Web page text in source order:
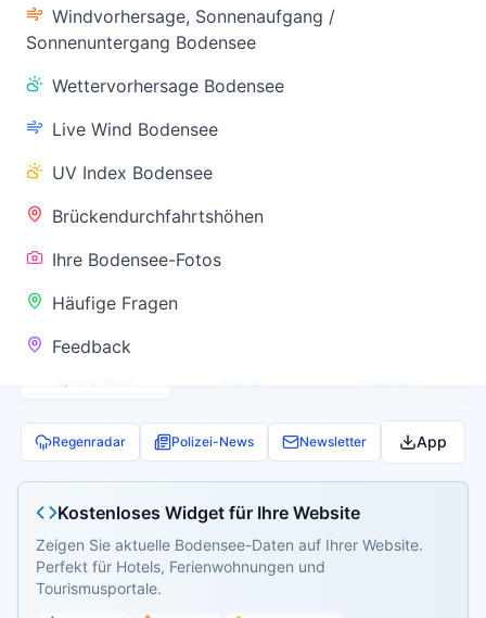
Windvorhersage, Sonnenaufgang /
Sonnenuntergang Bodensee
Wettervorhersage Bodensee
Live Wind Bodensee
UV Index Bodensee
Brückendurchfahrtshöhen
Ihre Bodensee-Fotos
Häufige Fragen
Feedback
(Konstanz) (Friedrichshafen)
Warnstatus
✅ Keine
Warnung
Regenradar Polizei-News Newsletter App
Kostenloses Widget für Ihre Website
Zeigen Sie aktuelle Bodensee-Daten auf Ihrer Website.
Perfekt für Hotels, Ferienwohnungen und
Tourismusportale.